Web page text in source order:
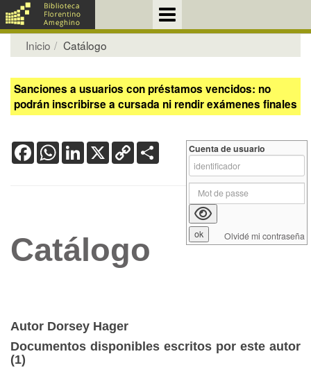
Inicio Catálogo
Sanciones a usuarios con préstamos vencidos: no
podrán inscribirse a cursada ni rendir exámenes finales
FacebookWhatsApp
LinkedIn
X Copy
Link
Catálogo
Autor Dorsey Hager
Documentos disponibles escritos por este autor
(1)
Cuenta de usuario
Olvidé mi contraseña